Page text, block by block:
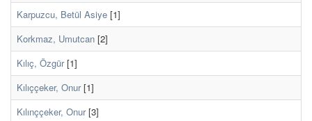
Karpuzcu, Betül Asiye [1]
Korkmaz, Umutcan [2]
Kılıç, Özgür[1]
Kılıççeker, Onur[1]
Kılınççeker, Onur[3]